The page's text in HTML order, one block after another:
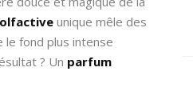
unique mêle des
le fond plus intense
? Un parfum